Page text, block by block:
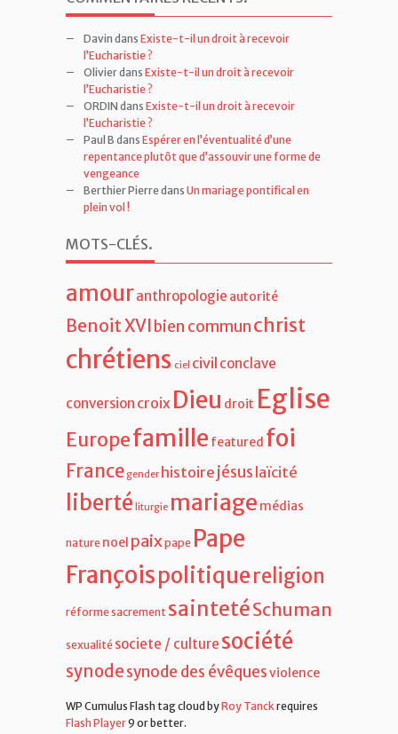
Davin dans Existe-t-il un droit à recevoir
l’Eucharistie ?
Olivierdans Existe-t-il un droit à recevoir
l’Eucharistie ?
ORDIN dans Existe-t-il un droit à recevoir
l’Eucharistie ?
Paul B dans Espérer en l’éventualité d’une
repentance plutôt que d’assouvir une forme de
vengeance
Berthier Pierredans Un mariage pontifical en
plein vol !
MOTS-CLÉS.
amouranthropologie autorité
Benoit XVIbien communchrist
chrétiens ciel civil conclave
conversion croix Dieu droit Eglise
Europefamille featured foi
Francegender histoire jésus laïcité
liberté liturgie mariage médias
nature noel paixpape Pape
Françoispolitiquereligion
réformesacrement saintetéSchuman
sexualité societe / culture société
synodesynode des évêquesviolence
WP Cumulus Flash tag cloud byRoy Tanckrequires
Flash Player9 or better.